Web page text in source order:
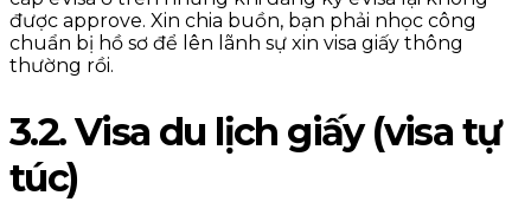
được approve. Xin chia buồn, bạn phải nhọc công
chuẩn bị hồ sơ để lên lãnh sự xin visa giấy thông
thường rồi.
3.2. Visa du lịch giấy (visa tự
túc)